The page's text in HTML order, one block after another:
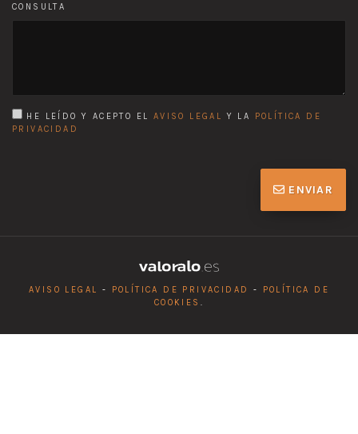
CONSULTA
HE LEÍDO Y ACEPTO EL AVISO LEGAL Y LA
POLÍTICA DE
PRIVACIDAD
ENVIAR
AVISO LEGAL - POLÍTICA DE PRIVACIDAD -
POLÍTICA DE
COOKIES .